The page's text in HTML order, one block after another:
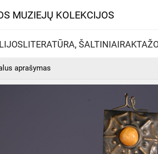
MUZIEJŲ KOLEKCIJOS
LITERATŪRA, ŠALTINIAI
aprašymas